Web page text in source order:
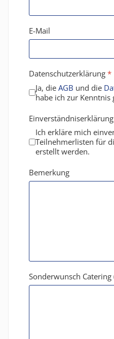
E-Mail
Datenschutzerklärung *
Ja, die AGB und die
habe ich zur Kenntnis
Einverständniserklärung
Ich erkläre mich
Teilnehmerlisten für
erstellt werden.
Bemerkung
Sonderwunsch Catering